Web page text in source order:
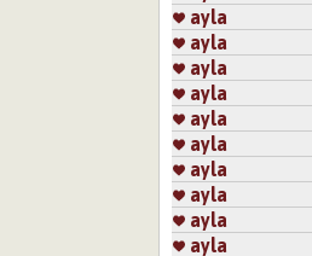
ayla
ayla
ayla
ayla
ayla
ayla
ayla
ayla
ayla
ayla